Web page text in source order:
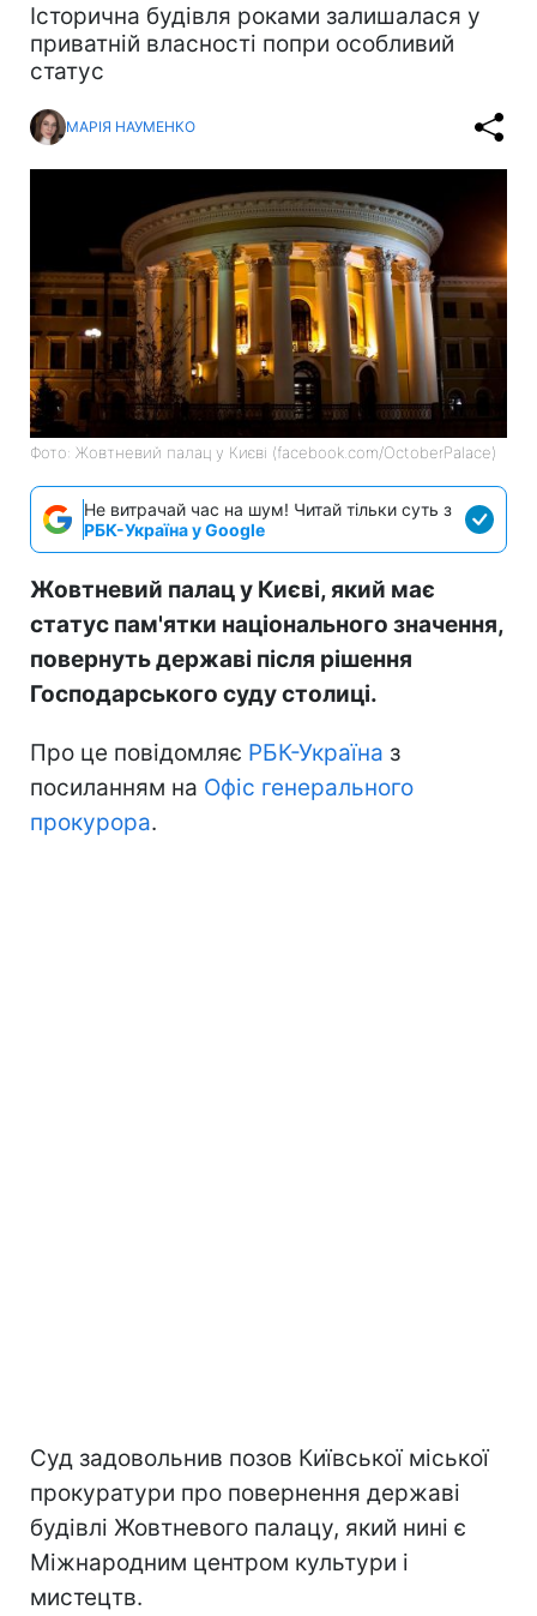
Історична будівля роками залишалася у
приватній власності попри особливий
статус
МАРІЯ НАУМЕНКО
Фото: Жовтневий палац у Києві (facebook.com/OctoberPalace)
Не витрачай час на шум! Читай тільки суть з
РБК-Україна у Google
Жовтневий палац у Києві, який має
статус пам'ятки національного значення,
повернуть державі після рішення
Господарського суду столиці.
Про це повідомляє РБК-Україна з
посиланням на Офіс генерального
прокурора.
Суд задовольнив позов Київської міської
прокуратури про повернення державі
будівлі Жовтневого палацу, який нині є
Міжнародним центром культури і
мистецтв.